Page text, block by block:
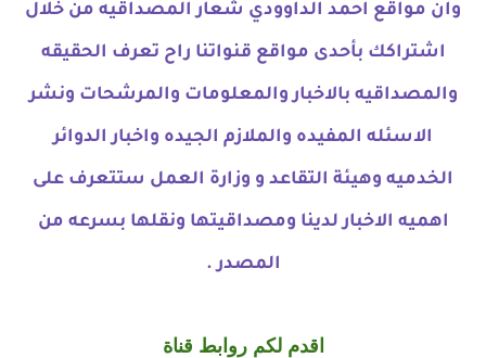
وان مواقع احمد الداوودي شعار المصداقيه من خلال
اشتراكك بأحدى مواقع قنواتنا راح تعرف الحقيقه
والمصداقيه بالاخبار والمعلومات والمرشحات ونشر
الاسئله المفيده والملازم الجيده واخبار الدوائر
الخدميه وهيئة التقاعد و وزارة العمل ستتعرف على
اهميه الاخبار لدينا ومصداقيتها ونقلها بسرعه من
المصدر .
اقدم لكم روابط قناة